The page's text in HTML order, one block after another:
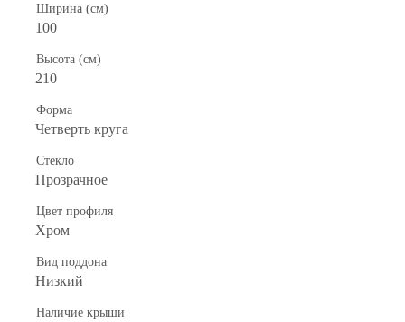
Ширина (см)
100
Высота (см)
210
Форма
Четверть круга
Стекло
Прозрачное
Цвет профиля
Хром
Вид поддона
Низкий
Наличие крыши